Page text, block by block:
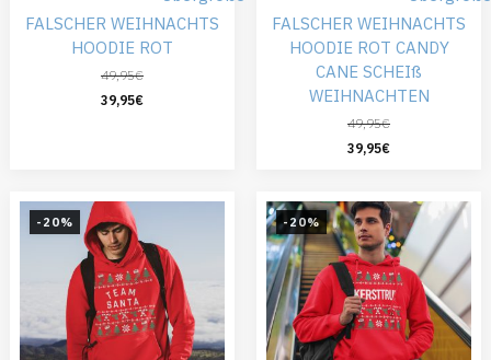
FALSCHER WEIHNACHTS
HOODIE ROT
49,95€
39,95€
FALSCHER WEIHNACHTS
HOODIE ROT CANDY
CANE SCHEIß
WEIHNACHTEN
49,95€
39,95€
-20% -20%